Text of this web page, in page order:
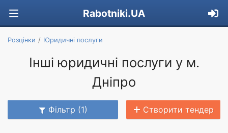
Rabotniki.UA
Розцінки Юридичні послуги
Інші юридичні послуги у м.
Дніпро
Фільтр (1) Створити тендер